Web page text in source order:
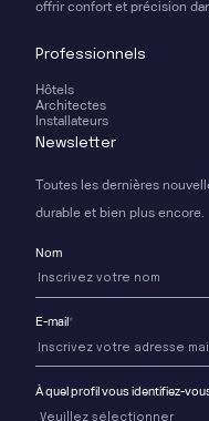
offrir confort et précision
Professionnels
Hôtels
Architectes
Installateurs
Newsletter
Toutes les dernières
durable et bien plus encore.
Nom
E-mail *
À quel profil vous identifiez-